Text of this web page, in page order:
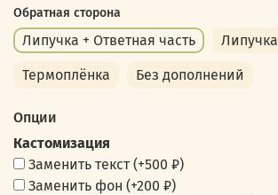
Обратная сторона
Липучка + Ответная часть Липучка
Термоплёнка Без дополнений
Опции
Кастомизация
Заменить текст(+500 ₽)
Заменить фон (+200 ₽)